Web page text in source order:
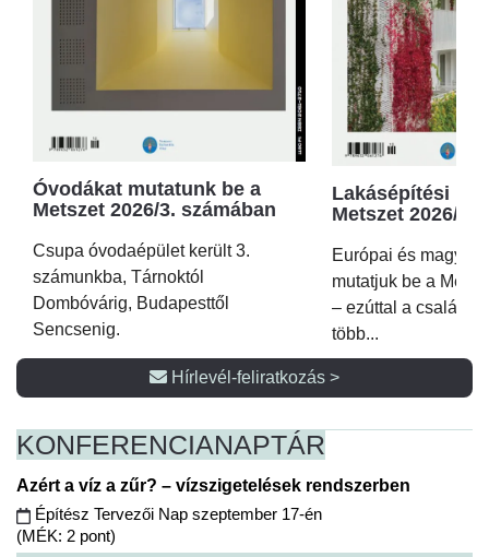
Óvodákat mutatunk be a
Metszet 2026/3. számában
Csupa óvodaépület került 3.
számunkba, Tárnoktól
Dombóvárig, Budapesttől
Sencsenig.
Lakásépítési
Metszet 2026/2.
Európai és magyar
mutatjuk be a
– ezúttal a családi
több...
Hírlevél-feliratkozás >
KONFERENCIANAPTÁR
Azért a víz a zűr? – vízszigetelések rendszerben
Építész Tervezői Nap szeptember 17-én
(MÉK: 2 pont)